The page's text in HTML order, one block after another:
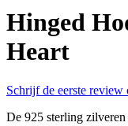
Hinged
Heart
Schrijf de eerste
De 925 sterling